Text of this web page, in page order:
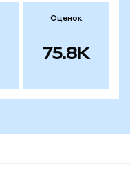
Оценок
75.8K